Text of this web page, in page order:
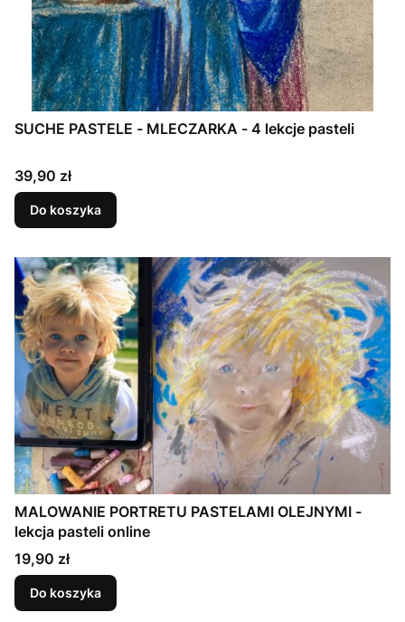
SUCHE PASTELE - MLECZARKA - 4 lekcje pasteli
Cena
39,90 zł
Do koszyka
MALOWANIE PORTRETU PASTELAMI OLEJNYMI -
lekcja pasteli online
Cena
19,90 zł
Do koszyka